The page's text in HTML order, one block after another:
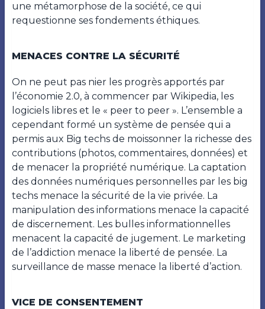
une métamorphose de la société, ce qui
requestionne ses fondements éthiques.
MENACES CONTRE LA SÉCURITÉ
On ne peut pas nier les progrès apportés par
l’économie 2.0, à commencer par Wikipedia, les
logiciels libres et le « peer to peer ». L’ensemble a
cependant formé un système de pensée qui a
permis aux Big techs de moissonner la richesse des
contributions (photos, commentaires, données) et
de menacer la propriété numérique. La captation
des données numériques personnelles par les big
techs menace la sécurité de la vie privée. La
manipulation des informations menace la capacité
de discernement. Les bulles informationnelles
menacent la capacité de jugement. Le marketing
de l’addiction menace la liberté de pensée. La
surveillance de masse menace la liberté d’action.
VICE DE CONSENTEMENT